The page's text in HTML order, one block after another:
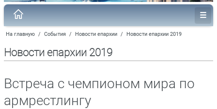
На главную / События / Новости епархии / Новости епархии 2019
Новости епархии 2019
Встреча с чемпионом мира по
армрестлингу